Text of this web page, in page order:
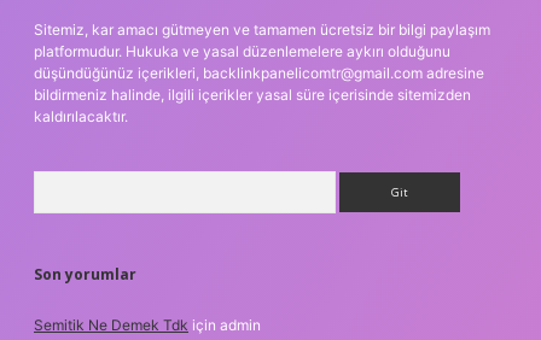
Sitemiz, kar amacı gütmeyen ve tamamen ücretsiz bir bilgi paylaşım
platformudur. Hukuka ve yasal düzenlemelere aykırı olduğunu
düşündüğünüz içerikleri, backlinkpanelicomtr@gmail.com adresine
bildirmeniz halinde, ilgili içerikler yasal süre içerisinde sitemizden
kaldırılacaktır.
Son yorumlar
Semitik Ne Demek Tdk için admin